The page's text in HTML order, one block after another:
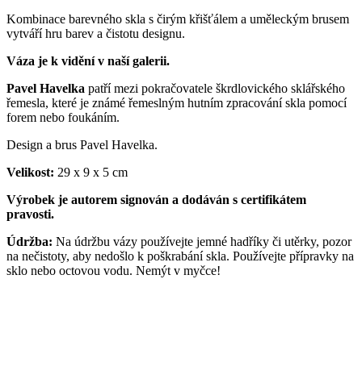
Kombinace barevného skla s čirým křišťálem a uměleckým brusem
vytváří hru barev a čistotu designu.
Váza je k vidění v naší galerii.
Pavel Havelka patří mezi pokračovatele škrdlovického sklářského
řemesla, které je známé řemeslným hutním zpracování skla pomocí
forem nebo foukáním.
Design a brus Pavel Havelka.
Velikost: 29 x 9 x 5 cm
Výrobek je autorem signován a dodáván s certifikátem
pravosti.
Údržba: Na údržbu vázy používejte jemné hadříky či utěrky, pozor
na nečistoty, aby nedošlo k poškrabání skla. Používejte přípravky na
sklo nebo octovou vodu. Nemýt v myčce!